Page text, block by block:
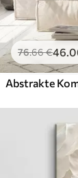
76.66€46
Abstrakte